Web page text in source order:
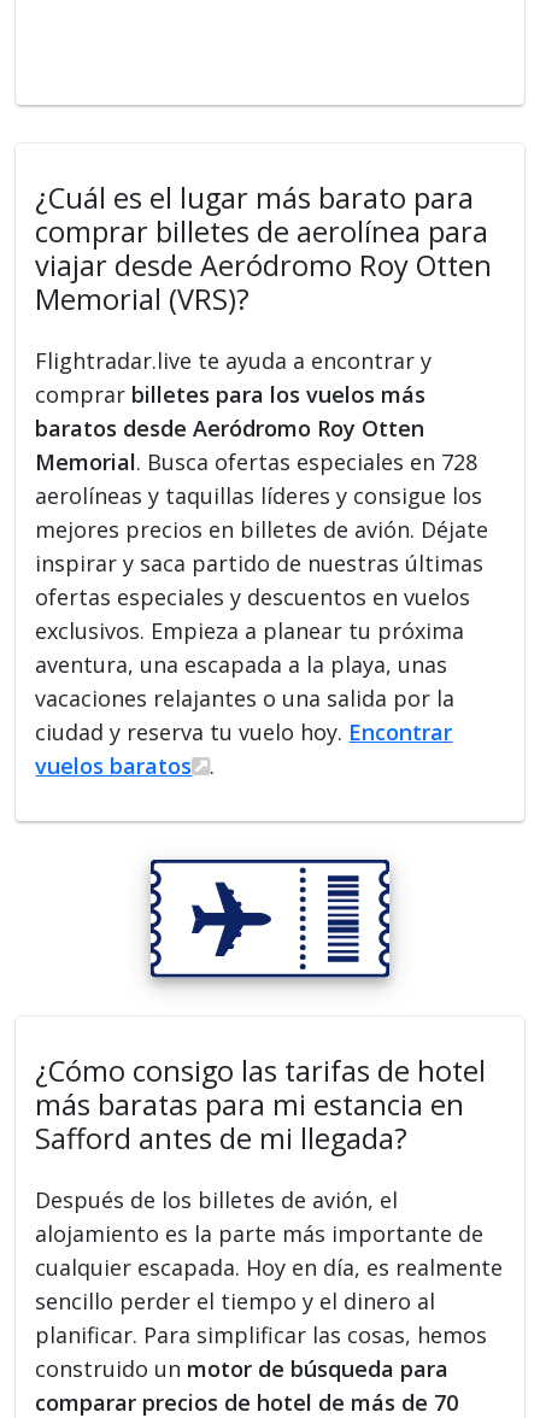
¿Cuál es el lugar más barato para
comprar billetes de aerolínea para
viajar desde Aeródromo Roy Otten
Memorial (VRS)?
Flightradar.live te ayuda a encontrar y
comprar billetes para los vuelos más
baratos desde Aeródromo Roy Otten
Memorial. Busca ofertas especiales en 728
aerolíneas y taquillas líderes y consigue los
mejores precios en billetes de avión. Déjate
inspirar y saca partido de nuestras últimas
ofertas especiales y descuentos en vuelos
exclusivos. Empieza a planear tu próxima
aventura, una escapada a la playa, unas
vacaciones relajantes o una salida por la
ciudad y reserva tu vuelo hoy. Encontrar
vuelos baratos
.
¿Cómo consigo las tarifas de hotel
más baratas para mi estancia en
Safford antes de mi llegada?
Después de los billetes de avión, el
alojamiento es la parte más importante de
cualquier escapada. Hoy en día, es realmente
sencillo perder el tiempo y el dinero al
planificar. Para simplificar las cosas, hemos
construido un motor de búsqueda para
comparar precios de hotel de más de 70